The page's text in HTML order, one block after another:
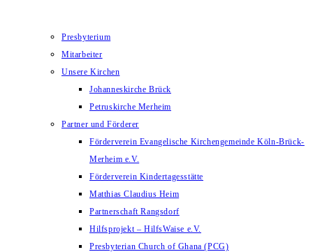
Presbyterium
Mitarbeiter
Unsere Kirchen
Johanneskirche Brück
Petruskirche Merheim
Partner und Förderer
Förderverein Evangelische Kirchengemeinde Köln-Brück-
Merheim e.V.
Förderverein Kindertagesstätte
Matthias Claudius Heim
Partnerschaft Rangsdorf
Hilfsprojekt – HilfsWaise e.V.
Presbyterian Church of Ghana (PCG)